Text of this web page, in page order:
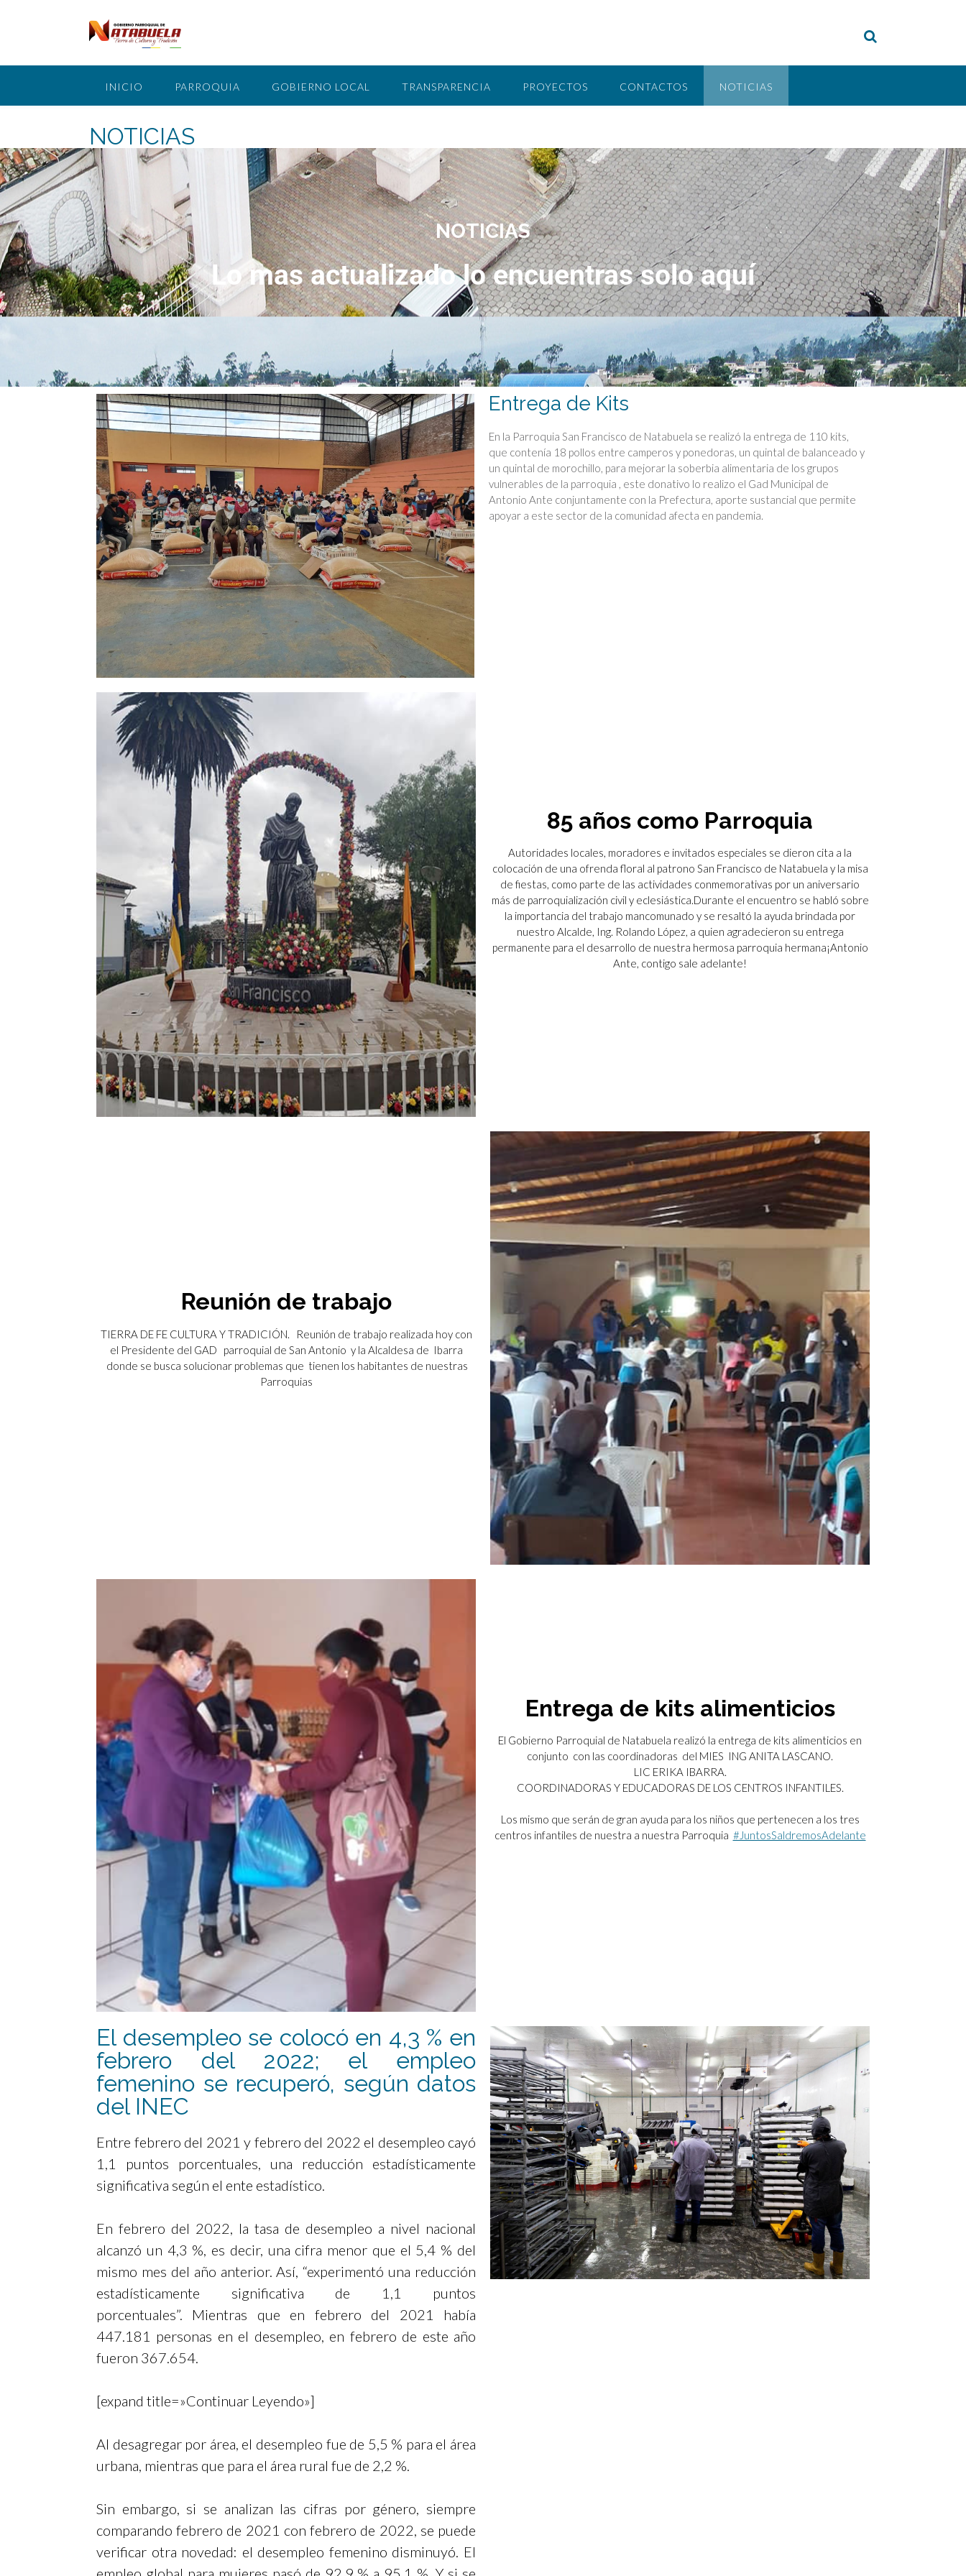
INICIO PARROQUIA GOBIERNO LOCAL TRANSPARENCIA PROYECTOS CONTACTOS NOTICIAS
NOTICIAS
NOTICIAS
Lo mas actualizado lo encuentras solo aquí
Entrega de Kits
En la Parroquia San Francisco de Natabuela se realizó la entrega de 110 kits,
que contenía 18 pollos entre camperos y ponedoras, un quintal de balanceado y
un quintal de morochillo, para mejorar la soberbia alimentaria de los grupos
vulnerables de la parroquia , este donativo lo realizo el Gad Municipal de
Antonio Ante conjuntamente con la Prefectura, aporte sustancial que permite
apoyar a este sector de la comunidad afecta en pandemia.
85 años como Parroquia
Autoridades locales, moradores e invitados especiales se dieron cita a la
colocación de una ofrenda floral al patrono San Francisco de Natabuela y la misa
de fiestas, como parte de las actividades conmemorativas por un aniversario
más de parroquialización civil y eclesiástica.Durante el encuentro se habló sobre
la importancia del trabajo mancomunado y se resaltó la ayuda brindada por
nuestro Alcalde, Ing. Rolando López, a quien agradecieron su entrega
permanente para el desarrollo de nuestra hermosa parroquia hermana¡Antonio
Ante, contigo sale adelante!
Reunión de trabajo
TIERRA DE FE CULTURA Y TRADICIÓN. Reunión de trabajo realizada hoy con
el Presidente del GAD parroquial de San Antonio y la Alcaldesa de Ibarra
donde se busca solucionar problemas que tienen los habitantes de nuestras
Parroquias
Entrega de kits alimenticios
El Gobierno Parroquial de Natabuela realizó la entrega de kits alimenticios en
conjunto con las coordinadoras del MIES ING ANITA LASCANO.
LIC ERIKA IBARRA.
COORDINADORAS Y EDUCADORAS DE LOS CENTROS INFANTILES.
Los mismo que serán de gran ayuda para los niños que pertenecen a los tres
centros infantiles de nuestra a nuestra Parroquia #JuntosSaldremosAdelante
El desempleo se colocó en 4,3 % en
febrero del 2022; el empleo
femenino se recuperó, según datos
del INEC
Entre febrero del 2021 y febrero del 2022 el desempleo cayó
1,1 puntos porcentuales, una reducción estadísticamente
significativa según el ente estadístico.
En febrero del 2022, la tasa de desempleo a nivel nacional
alcanzó un 4,3 %, es decir, una cifra menor que el 5,4 % del
mismo mes del año anterior. Así, “experimentó una reducción
estadísticamente significativa de 1,1 puntos
porcentuales”. Mientras que en febrero del 2021 había
447.181 personas en el desempleo, en febrero de este año
fueron 367.654.
[expand title=»Continuar Leyendo»]
Al desagregar por área, el desempleo fue de 5,5 % para el área
urbana, mientras que para el área rural fue de 2,2 %.
Sin embargo, si se analizan las cifras por género, siempre
comparando febrero de 2021 con febrero de 2022, se puede
verificar otra novedad: el desempleo femenino disminuyó. El